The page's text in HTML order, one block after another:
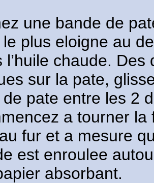
une bande de
le plus eloigne au
l’huile chaude. Des
sur la pate,
de pate entre les 2
a tourner
fur et a mesure
est enroulee
absorbant.